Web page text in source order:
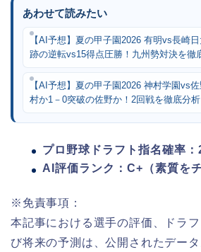
あわせて読みたい
【AI予想】夏の甲子園2026 有明vs長崎
跡の逆転vs15得点圧勝！九州勢対決を徹
【AI予想】夏の甲子園2026 神村学園vs
村か1－0突破の佐野か！2回戦を徹底分析
プロ野球ドラフト指名確率：
AI評価ランク：C+（素質を
※免責事項：
本記事における選手の評価、ドラ
び将来の予測は、公開されたデー